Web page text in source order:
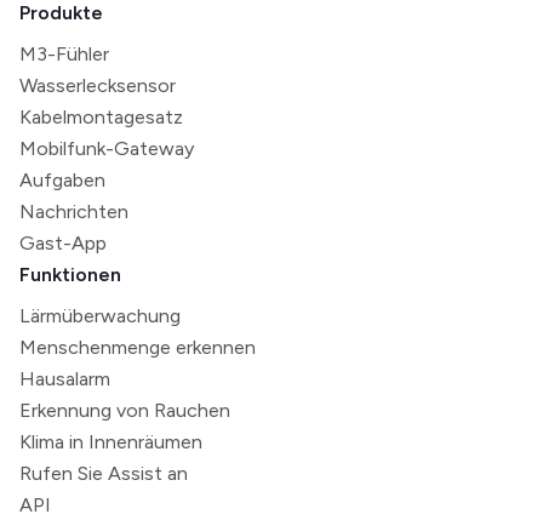
Produkte
M3-Fühler
Wasserlecksensor
Kabelmontagesatz
Mobilfunk-Gateway
Aufgaben
Nachrichten
Gast-App
Funktionen
Lärmüberwachung
Menschenmenge erkennen
Hausalarm
Erkennung von Rauchen
Klima in Innenräumen
Rufen Sie Assist an
API